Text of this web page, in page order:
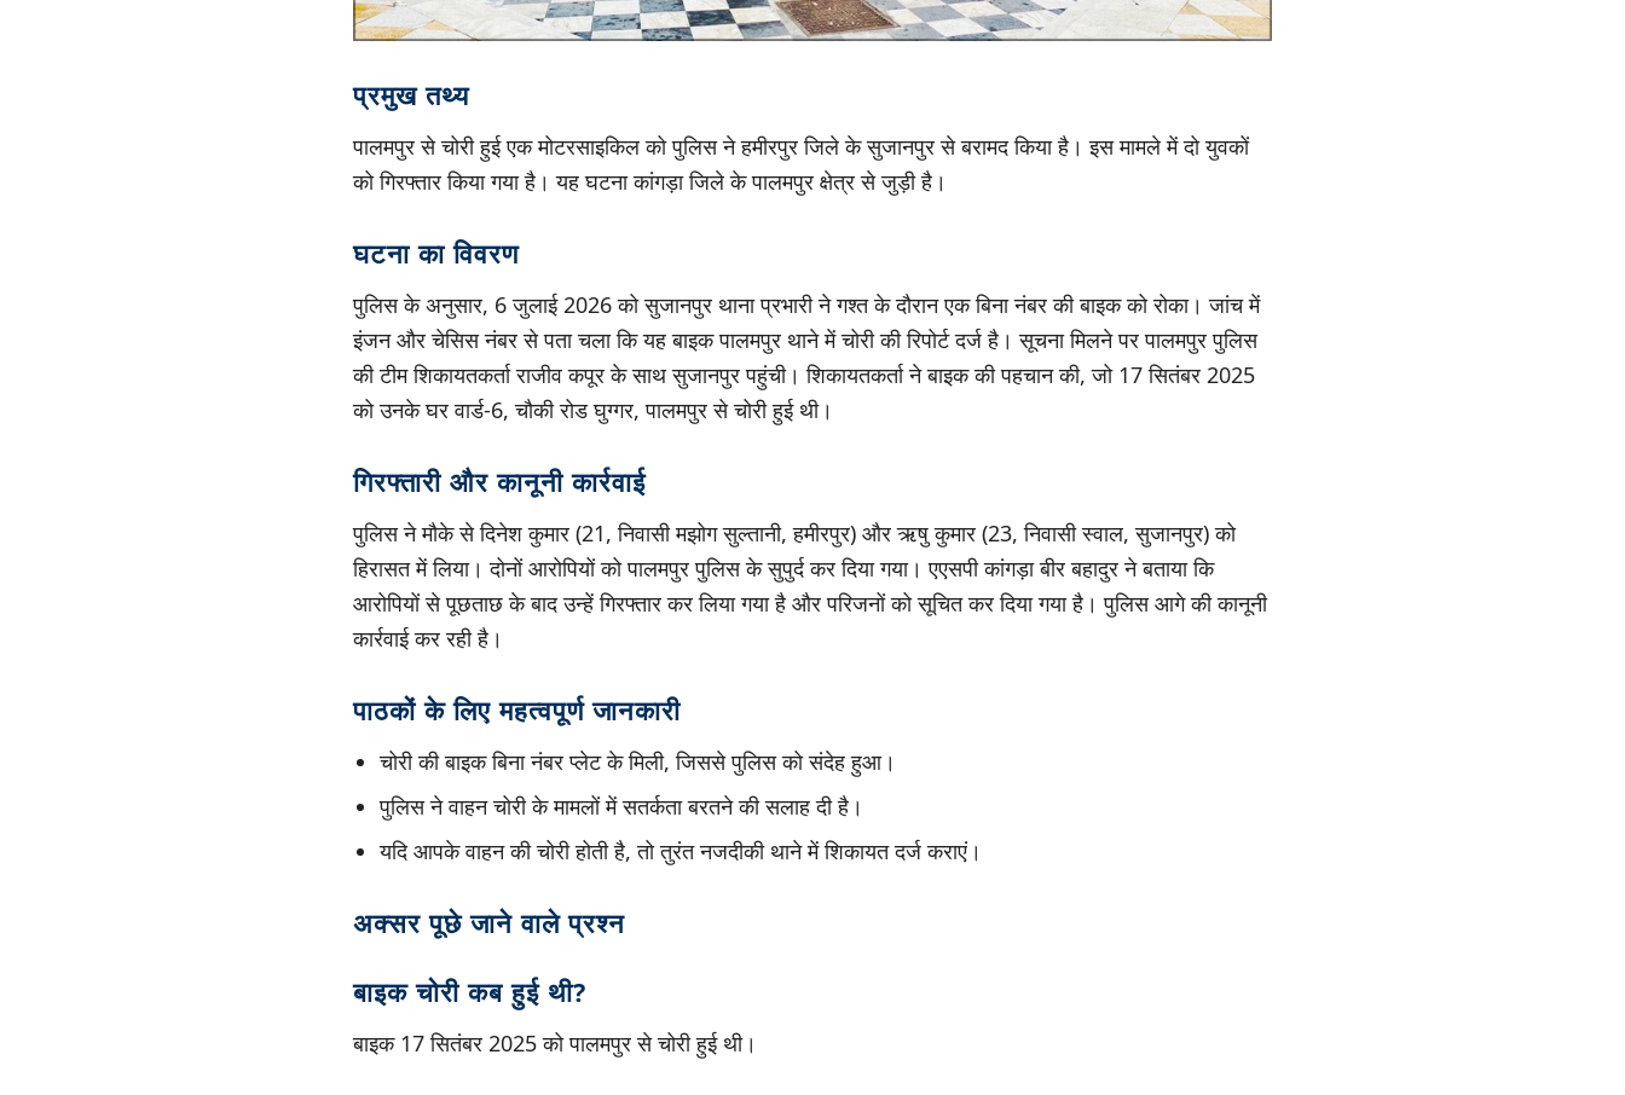
प्रमुख तथ्य
पालमपुर से चोरी हुई एक मोटरसाइकिल को पुलिस ने हमीरपुर जिले के सुजानपुर से बरामद किया है। इस मामले में दो युवकों
को गिरफ्तार किया गया है। यह घटना कांगड़ा जिले के पालमपुर क्षेत्र से जुड़ी है।
घटना का विवरण
पुलिस के अनुसार, 6 जुलाई 2026 को सुजानपुर थाना प्रभारी ने गश्त के दौरान एक बिना नंबर की बाइक को रोका। जांच में
इंजन और चेसिस नंबर से पता चला कि यह बाइक पालमपुर थाने में चोरी की रिपोर्ट दर्ज है। सूचना मिलने पर पालमपुर पुलिस
की टीम शिकायतकर्ता राजीव कपूर के साथ सुजानपुर पहुंची। शिकायतकर्ता ने बाइक की पहचान की, जो 17 सितंबर 2025
को उनके घर वार्ड-6, चौकी रोड घुग्गर, पालमपुर से चोरी हुई थी।
गिरफ्तारी और कानूनी कार्रवाई
पुलिस ने मौके से दिनेश कुमार (21, निवासी मझोग सुल्तानी, हमीरपुर) और ऋषु कुमार (23, निवासी स्वाल, सुजानपुर) को
हिरासत में लिया। दोनों आरोपियों को पालमपुर पुलिस के सुपुर्द कर दिया गया। एएसपी कांगड़ा बीर बहादुर ने बताया कि
आरोपियों से पूछताछ के बाद उन्हें गिरफ्तार कर लिया गया है और परिजनों को सूचित कर दिया गया है। पुलिस आगे की कानूनी
कार्रवाई कर रही है।
पाठकों के लिए महत्वपूर्ण जानकारी
चोरी की बाइक बिना नंबर प्लेट के मिली, जिससे पुलिस को संदेह हुआ।
पुलिस ने वाहन चोरी के मामलों में सतर्कता बरतने की सलाह दी है।
यदि आपके वाहन की चोरी होती है, तो तुरंत नजदीकी थाने में शिकायत दर्ज कराएं।
अक्सर पूछे जाने वाले प्रश्न
बाइक चोरी कब हुई थी?
बाइक 17 सितंबर 2025 को पालमपुर से चोरी हुई थी।